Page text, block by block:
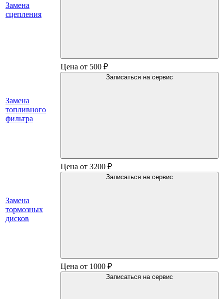
Замена
сцепления
Замена
топливного
фильтра
Цена от 500 ₽
Записаться на сервис
Замена
тормозных
дисков
Цена от 3200 ₽
Записаться на сервис
Цена от 1000 ₽
Записаться на сервис